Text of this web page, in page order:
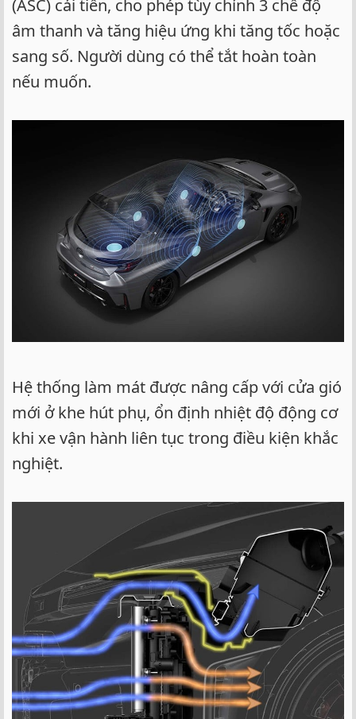
(ASC) cải tiến, cho phép tùy chỉnh 3 chế độ
âm thanh và tăng hiệu ứng khi tăng tốc hoặc
sang số. Người dùng có thể tắt hoàn toàn
nếu muốn.
Hệ thống làm mát được nâng cấp với cửa gió
mới ở khe hút phụ, ổn định nhiệt độ động cơ
khi xe vận hành liên tục trong điều kiện khắc
nghiệt.